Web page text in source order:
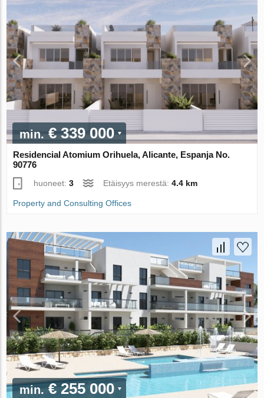
min. € 339 000
Residencial Atomium Orihuela, Alicante, Espanja No.
90776
huoneet:3 Etäisyys merestä:4.4 km
Property and Consulting Offices
min.€ 255 000